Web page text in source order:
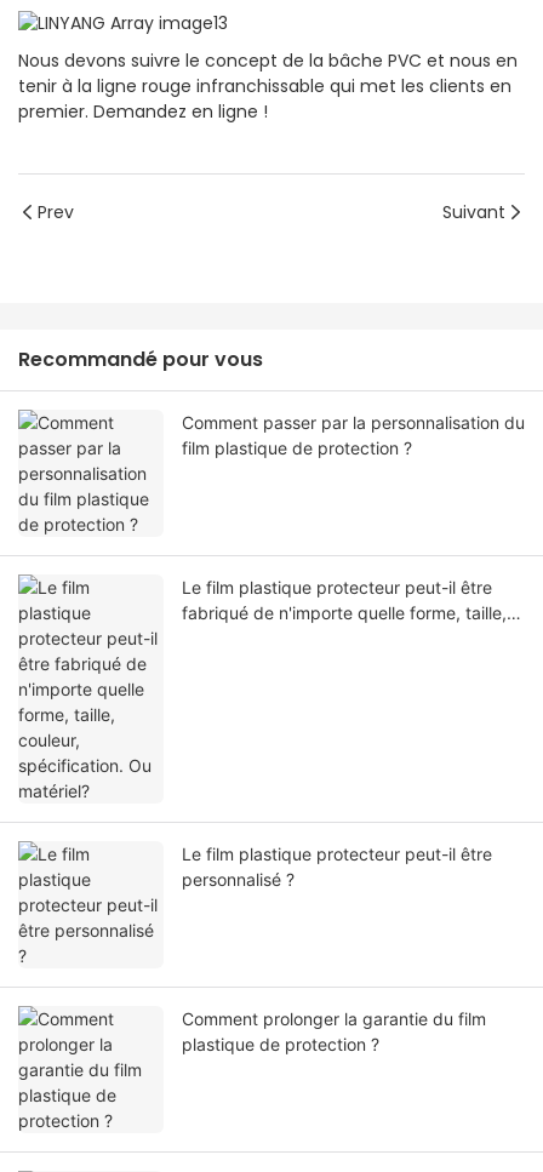
Nous devons suivre le concept de la bâche PVC et nous en
tenir à la ligne rouge infranchissable qui met les clients en
premier. Demandez en ligne !
Prev Suivant
Recommandé pour vous
Comment passer par la personnalisation du
film plastique de protection ?
Le film plastique protecteur peut-il être
fabriqué de n'importe quelle forme, taille,
Le film plastique protecteur peut-il être
personnalisé ?
Comment prolonger la garantie du film
plastique de protection ?